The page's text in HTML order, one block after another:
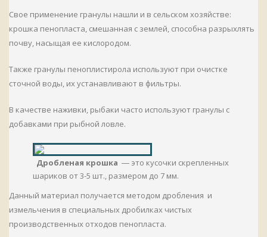
Свое применение гранулы нашли и в сельском хозяйстве:
крошка пенопласта, смешанная с землей, способна разрыхлять
почву, насыщая ее кислородом.
Также гранулы пеноплистирола используют при очистке
сточной воды, их устанавливают в фильтры.
В качестве наживки, рыбаки часто используют гранулы с
добавками при рыбной ловле.
Дробленая крошка ― это кусочки скрепленных
шариков от 3-5 шт., размером до 7 мм.
Данный материал получается методом дробления и
измельчения в специальных дробилках чистых
производственных отходов пенопласта.